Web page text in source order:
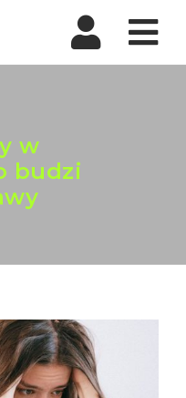
w
budzi